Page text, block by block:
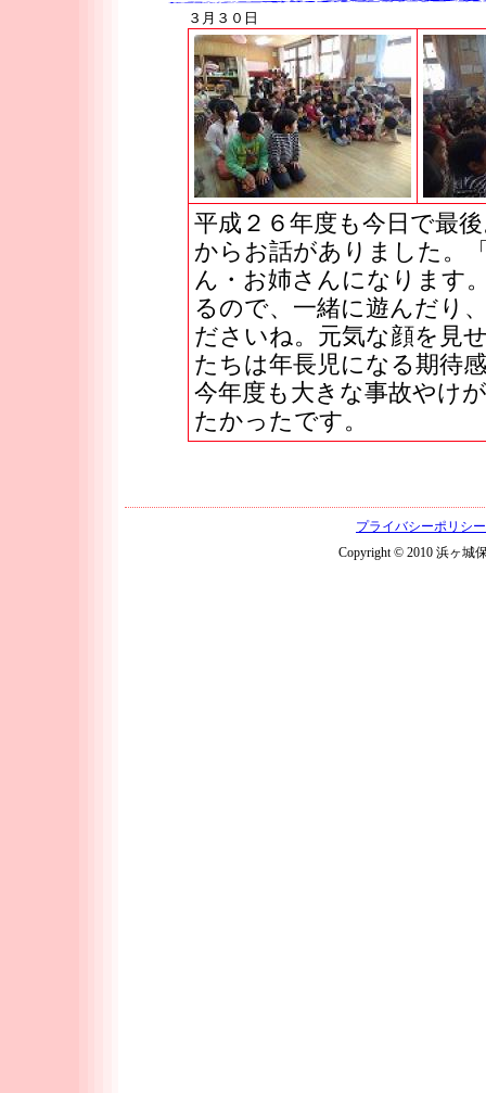
３月３０日
平成２６年度も今日で最
からお話がありました。
ん・お姉さんになります
るので、一緒に遊んだり
ださいね。元気な顔を見
たちは年長児になる期待
今年度も大きな事故やけ
たかったです。
プライバシーポリシー
Copyright © 2010 浜ヶ城